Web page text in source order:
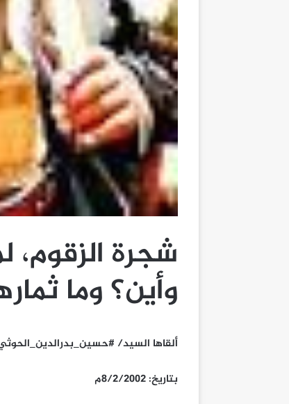
شجرة
وأين؟ وما
ألقاها السيد/
بتاريخ: 8/2/2002م